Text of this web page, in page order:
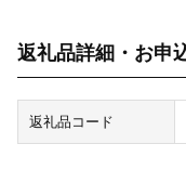
返礼品詳細・お申
返礼品コード